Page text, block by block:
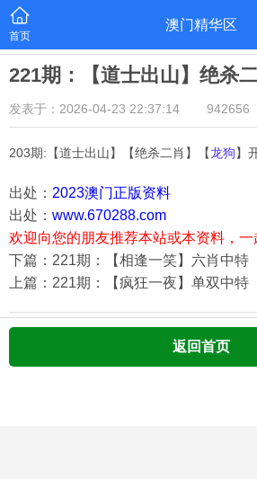
首页
澳门精华区
221期：【道士出山】绝杀
发表于：2026-04-23 22:37:14 942656
203期:【道士出山】【绝杀二肖】【龙狗】
出处： 2023澳门正版资料
出处： www.670288.com
欢迎向您的朋友推荐本站或本资料，一
下篇：221期：【相逢一笑】六肖中特
上篇：221期：【疯狂一夜】单双中特
返回首页